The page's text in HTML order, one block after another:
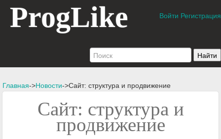
ProgLike Войти Регистрация
Главная->Новости->Сайт: структура и продвижение
Сайт: структура и
продвижение